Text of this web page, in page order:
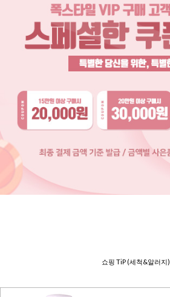
쇼핑 TiP (세척&알러지)